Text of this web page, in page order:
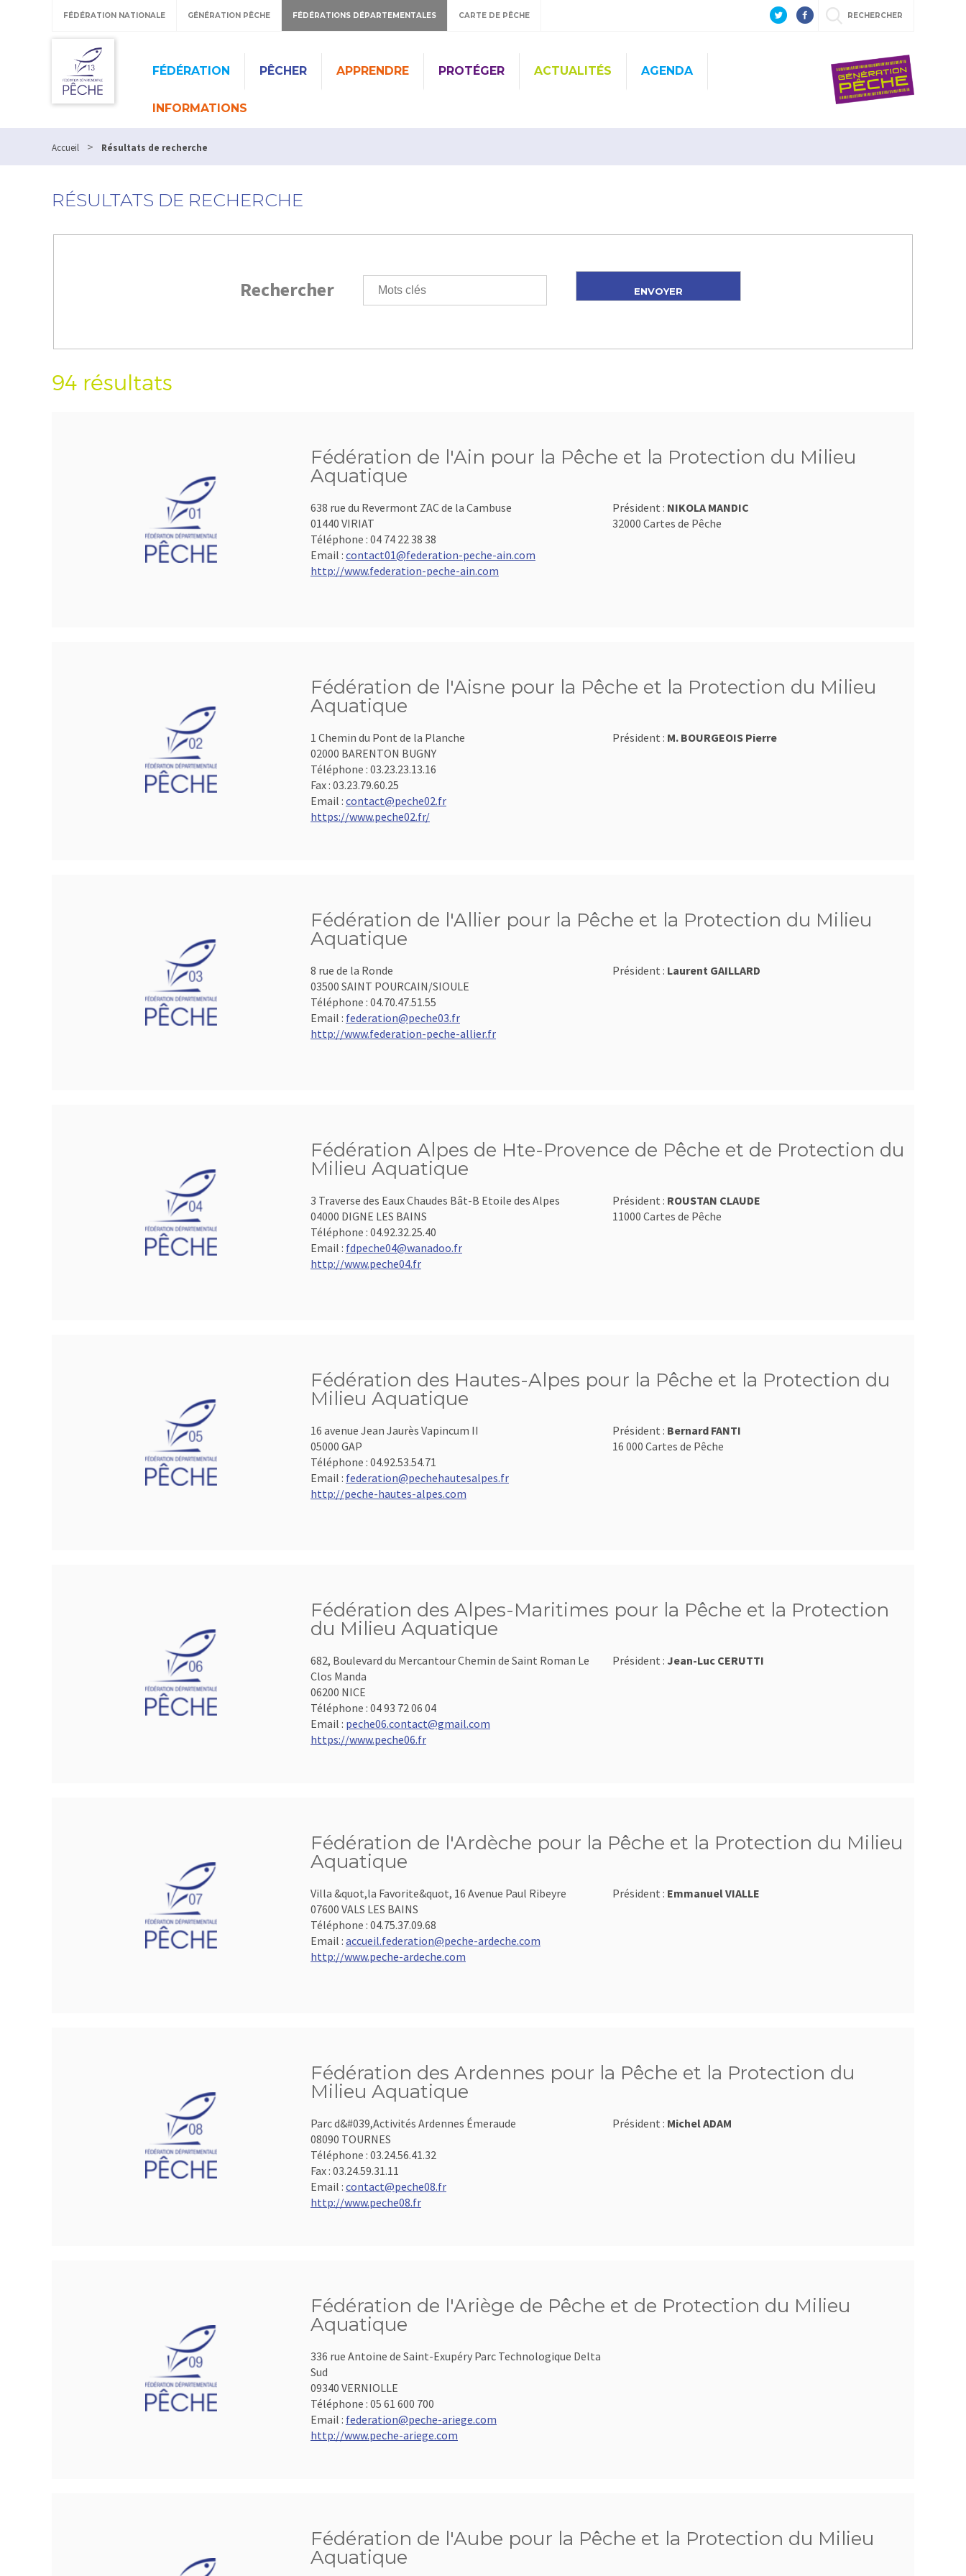
FÉDÉRATION NATIONALE GÉNÉRATION PÊCHE FÉDÉRATIONS DÉPARTEMENTALES CARTE DE PÊCHE RECHERCHER
FÉDÉRATION PÊCHER APPRENDRE PROTÉGER ACTUALITÉS AGENDA
INFORMATIONS
Accueil > Résultats de recherche
RÉSULTATS DE RECHERCHE
Rechercher
94 résultats
Fédération de l'Ain pour la Pêche et la Protection du Milieu
Aquatique
638 rue du Revermont ZAC de la Cambuse
01440 VIRIAT
Téléphone : 04 74 22 38 38
Email : contact01@federation-peche-ain.com
http://www.federation-peche-ain.com
Président : NIKOLA MANDIC
32000 Cartes de Pêche
Fédération de l'Aisne pour la Pêche et la Protection du Milieu
Aquatique
1 Chemin du Pont de la Planche
02000 BARENTON BUGNY
Téléphone : 03.23.23.13.16
Fax : 03.23.79.60.25
Email : contact@peche02.fr
https://www.peche02.fr/
Président : M. BOURGEOIS Pierre
Fédération de l'Allier pour la Pêche et la Protection du Milieu
Aquatique
8 rue de la Ronde
03500 SAINT POURCAIN/SIOULE
Téléphone : 04.70.47.51.55
Email : federation@peche03.fr
http://www.federation-peche-allier.fr
Président : Laurent GAILLARD
Fédération Alpes de Hte-Provence de Pêche et de Protection du
Milieu Aquatique
3 Traverse des Eaux Chaudes Bât-B Etoile des Alpes
04000 DIGNE LES BAINS
Téléphone : 04.92.32.25.40
Email : fdpeche04@wanadoo.fr
http://www.peche04.fr
Président : ROUSTAN CLAUDE
11000 Cartes de Pêche
Fédération des Hautes-Alpes pour la Pêche et la Protection du
Milieu Aquatique
16 avenue Jean Jaurès Vapincum II
05000 GAP
Téléphone : 04.92.53.54.71
Email : federation@pechehautesalpes.fr
http://peche-hautes-alpes.com
Président : Bernard FANTI
16 000 Cartes de Pêche
Fédération des Alpes-Maritimes pour la Pêche et la Protection
du Milieu Aquatique
682, Boulevard du Mercantour Chemin de Saint Roman Le
Clos Manda
06200 NICE
Téléphone : 04 93 72 06 04
Email : peche06.contact@gmail.com
https://www.peche06.fr
Président : Jean-Luc CERUTTI
Fédération de l'Ardèche pour la Pêche et la Protection du Milieu
Aquatique
Villa &quot,la Favorite&quot, 16 Avenue Paul Ribeyre
07600 VALS LES BAINS
Téléphone : 04.75.37.09.68
Email : accueil.federation@peche-ardeche.com
http://www.peche-ardeche.com
Président : Emmanuel VIALLE
Fédération des Ardennes pour la Pêche et la Protection du
Milieu Aquatique
Parc d&#039,Activités Ardennes Émeraude
08090 TOURNES
Téléphone : 03.24.56.41.32
Fax : 03.24.59.31.11
Email : contact@peche08.fr
http://www.peche08.fr
Président : Michel ADAM
Fédération de l'Ariège de Pêche et de Protection du Milieu
Aquatique
336 rue Antoine de Saint-Exupéry Parc Technologique Delta
Sud
09340 VERNIOLLE
Téléphone : 05 61 600 700
Email : federation@peche-ariege.com
http://www.peche-ariege.com
Fédération de l'Aube pour la Pêche et la Protection du Milieu
Aquatique